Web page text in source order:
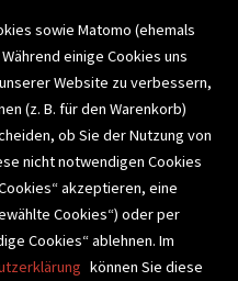
sowie Matomo (ehemals
einige Cookies uns
Website zu verbessern,
(z. B. für den Warenkorb)
ob Sie der Nutzung von
nicht notwendigen Cookies
akzeptieren, eine
Cookies“) oder per
Cookies“ ablehnen. Im
können Sie diese